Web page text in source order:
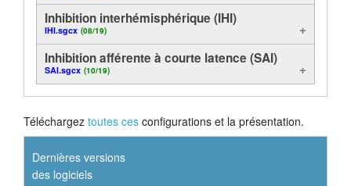
Inhibition interhémisphérique (IHI)
IHI.sgcx (08/19)
Inhibition afférente à courte latence (SAI)
SAI.sgcx (10/19)
Téléchargez toutes ces configurations et la présentation.
Dernières versions
des logiciels